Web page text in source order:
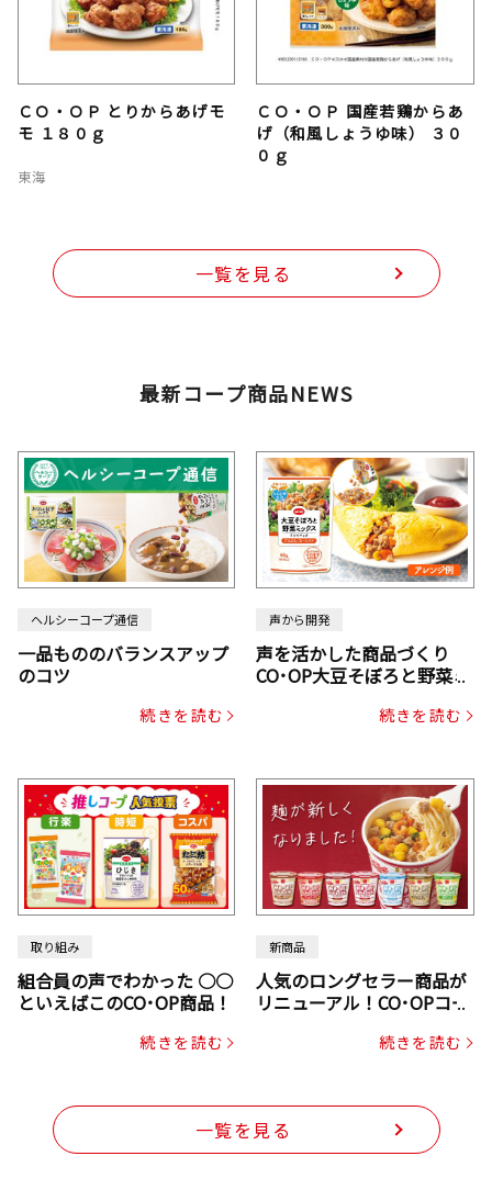
ＣＯ・ＯＰ とりからあげモ
モ １８０ｇ
東海
ＣＯ・ＯＰ 国産若鶏からあ
げ（和風しょうゆ味） ３０
０ｇ
一覧を見る
最新コープ商品NEWS
ヘルシーコープ通信
一品もののバランスアップ
のコツ
続きを読む
声から開発
声を活かした商品づくり
CO･OP大豆そぼろと野菜ミ
じん・コーン入り）続きを読む
取り組み
組合員の声でわかった ○○
といえばこのCO･OP商品！
続きを読む
新商品
人気のロングセラー商品が
リニューアル！CO･OPコー
続きを読む
一覧を見る